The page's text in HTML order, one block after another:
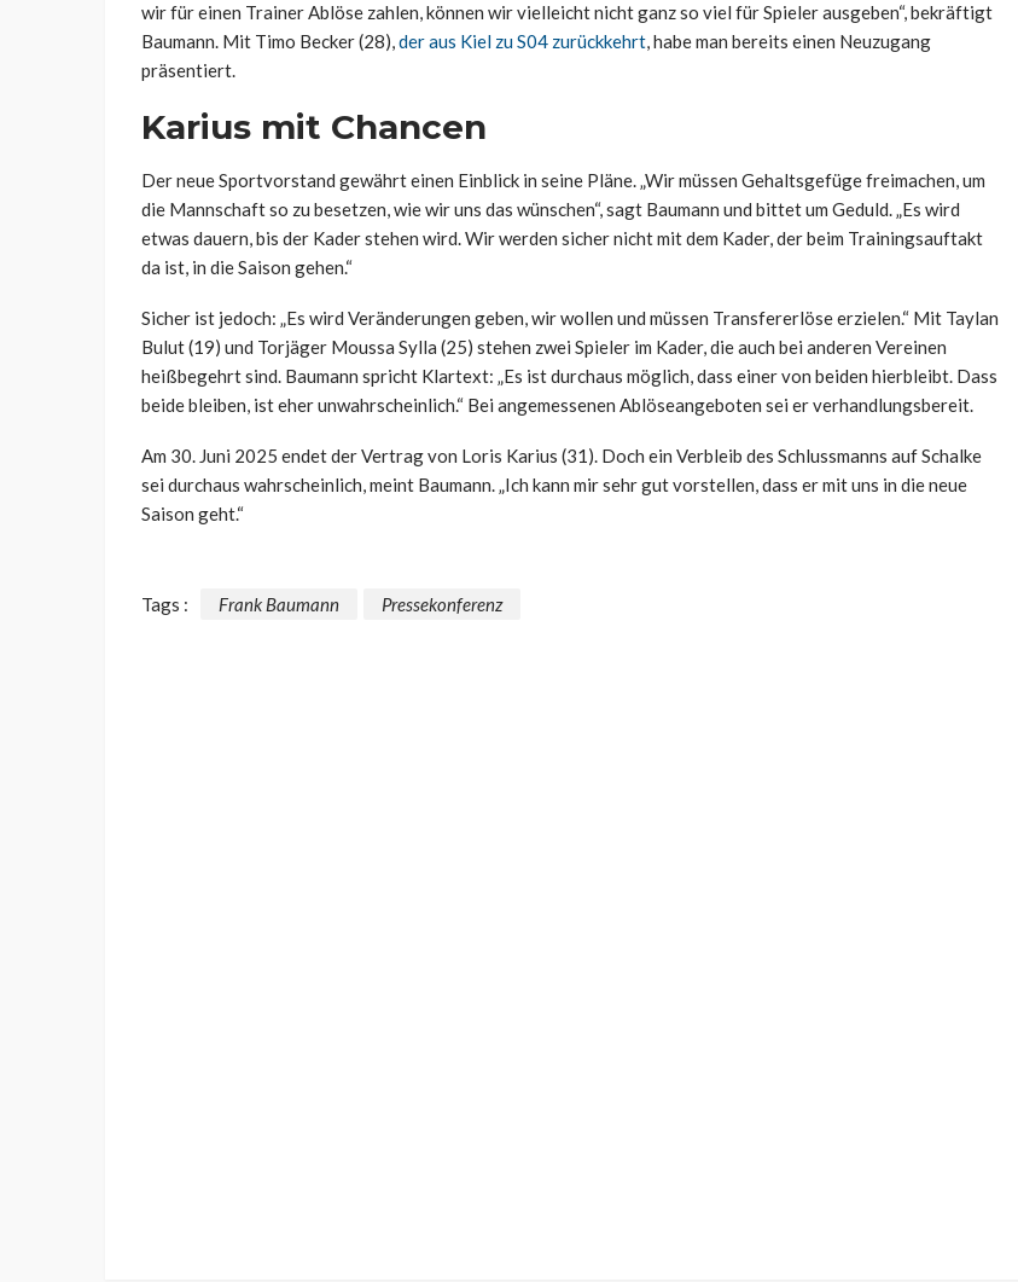
wir für einen Trainer Ablöse zahlen, können wir vielleicht nicht ganz so viel für Spieler ausgeben“, bekräftigt
Baumann. Mit Timo Becker (28),der aus Kiel zu S04 zurückkehrt, habe man bereits einen Neuzugang
präsentiert.
Karius mit Chancen
Der neue Sportvorstand gewährt einen Einblick in seine Pläne. „Wir müssen Gehaltsgefüge freimachen, um
die Mannschaft so zu besetzen, wie wir uns das wünschen“, sagt Baumann und bittet um Geduld. „Es wird
etwas dauern, bis der Kader stehen wird. Wir werden sicher nicht mit dem Kader, der beim Trainingsauftakt
da ist, in die Saison gehen.“
Sicher ist jedoch: „Es wird Veränderungen geben, wir wollen und müssen Transfererlöse erzielen.“ Mit Taylan
Bulut (19) und Torjäger Moussa Sylla (25) stehen zwei Spieler im Kader, die auch bei anderen Vereinen
heißbegehrt sind. Baumann spricht Klartext: „Es ist durchaus möglich, dass einer von beiden hierbleibt. Dass
beide bleiben, ist eher unwahrscheinlich.“ Bei angemessenen Ablöseangeboten sei er verhandlungsbereit.
Am 30. Juni 2025 endet der Vertrag von Loris Karius (31). Doch ein Verbleib des Schlussmanns auf Schalke
sei durchaus wahrscheinlich, meint Baumann. „Ich kann mir sehr gut vorstellen, dass er mit uns in die neue
Saison geht.“
Tags : Frank Baumann Pressekonferenz